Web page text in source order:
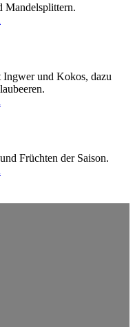
Mandelsplittern.
Ingwer und Kokos, dazu
Früchten der Saison.